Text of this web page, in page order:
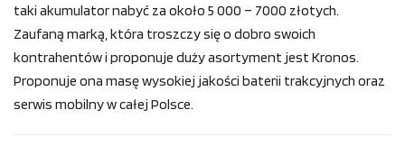
taki akumulator nabyć za około 5 000 – 7000 złotych.
Zaufaną marką, która troszczy się o dobro swoich
kontrahentów i proponuje duży asortyment jest Kronos.
Proponuje ona masę wysokiej jakości baterii trakcyjnych oraz
serwis mobilny w całej Polsce.